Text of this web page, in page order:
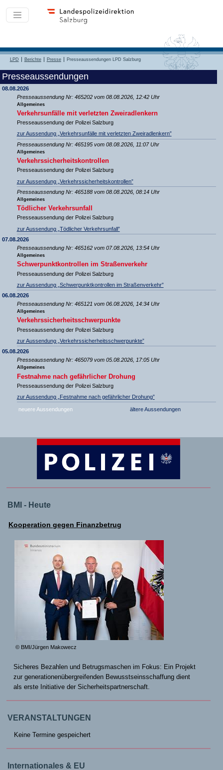
LPD Berichte Presse Presseaussendungen LPD Salzburg
Presseaussendungen
08.08.2026
Presseaussendung Nr: 465202 vom 08.08.2026, 12:42 Uhr
Allgemeines
Verkehrsunfälle mit verletzten Zweiradlenkern
Presseaussendung der Polizei Salzburg
zur Aussendung „Verkehrsunfälle mit verletzten Zweiradlenkern”
Presseaussendung Nr: 465195 vom 08.08.2026, 11:07 Uhr
Allgemeines
Verkehrssicherheitskontrollen
Presseaussendung der Polizei Salzburg
zur Aussendung „Verkehrssicherheitskontrollen”
Presseaussendung Nr: 465188 vom 08.08.2026, 08:14 Uhr
Allgemeines
Tödlicher Verkehrsunfall
Presseaussendung der Polizei Salzburg
zur Aussendung „Tödlicher Verkehrsunfall”
07.08.2026
Presseaussendung Nr: 465162 vom 07.08.2026, 13:54 Uhr
Allgemeines
Schwerpunktkontrollen im Straßenverkehr
Presseaussendung der Polizei Salzburg
zur Aussendung „Schwerpunktkontrollen im Straßenverkehr”
06.08.2026
Presseaussendung Nr: 465121 vom 06.08.2026, 14:34 Uhr
Allgemeines
Verkehrssicherheitsschwerpunkte
Presseaussendung der Polizei Salzburg
zur Aussendung „Verkehrssicherheitsschwerpunkte”
05.08.2026
Presseaussendung Nr: 465079 vom 05.08.2026, 17:05 Uhr
Allgemeines
Festnahme nach gefährlicher Drohung
Presseaussendung der Polizei Salzburg
zur Aussendung „Festnahme nach gefährlicher Drohung”
neuere Aussendungen ältere Aussendungen
BMI - Heute
Kooperation gegen Finanzbetrug
© BMI/Jürgen Makowecz
Sicheres Bezahlen und Betrugsmaschen im Fokus: Ein Projekt
zur generationenübergreifenden Bewusstseinsschaffung dient
als erste Initiative der Sicherheitspartnerschaft.
VERANSTALTUNGEN
Keine Termine gespeichert
Internationales & EU